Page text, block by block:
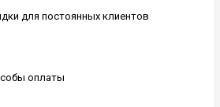
для постоянных клиентов
оплаты